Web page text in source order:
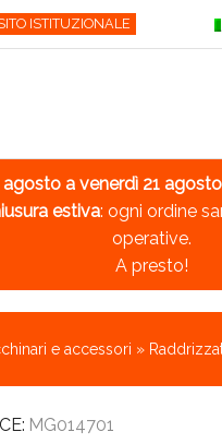
ISTITUZIONALE
agosto a venerdì 21
estiva: ogni ordine
operative.
A presto!
e accessori »
MG014701